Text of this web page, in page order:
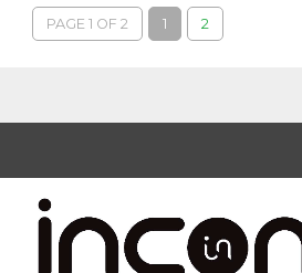
cunoscute și anunțate, a precizat luni
Educației și Cercetării. Potrivit...
PAGE 1 OF 2 1 2